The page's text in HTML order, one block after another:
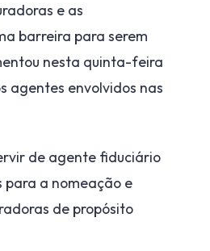
e as
barreira para serem
nesta quinta-feira
agentes envolvidos nas
de agente fiduciário
para a nomeação e
de propósito